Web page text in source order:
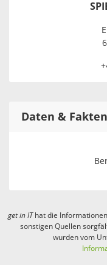
Daten & Fakten
get in IThat die
sonstigen Quellen
wurden vom